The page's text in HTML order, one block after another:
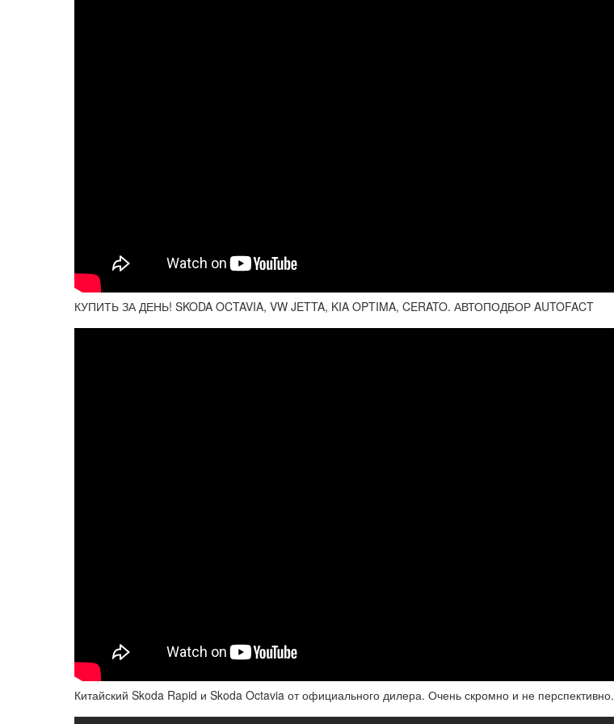
КУПИТЬ ЗА ДЕНЬ! SKODA OCTAVIA, VW JETTA, KIA OPTIMA, CERATO. АВТОПОДБОР AUTOFACT
Китайский Skoda Rapid и Skoda Octavia от официального дилера. Очень скромно и не перспективно.